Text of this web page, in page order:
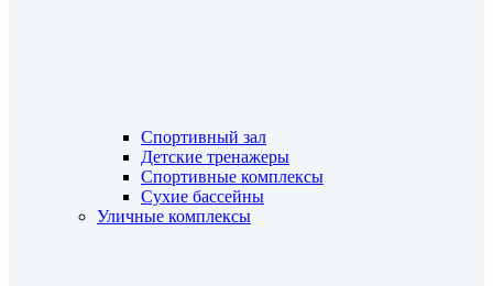
Спортивный зал
Детские тренажеры
Спортивные комплексы
Сухие бассейны
Уличные комплексы